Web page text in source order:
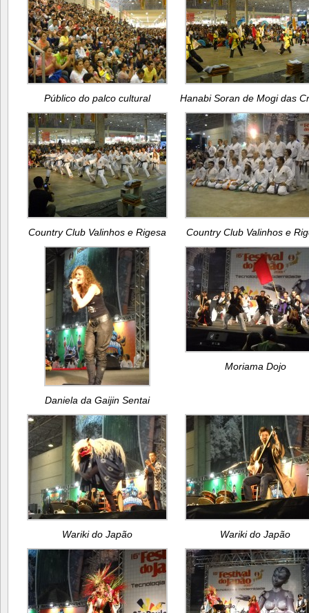
Público do palco cultural Hanabi Soran de Mogi das
Country Club Valinhos e Rigesa Country Club Valinhos e
Daniela da Gaijin Sentai
Moriama Dojo
Wariki do Japão Wariki do Japão